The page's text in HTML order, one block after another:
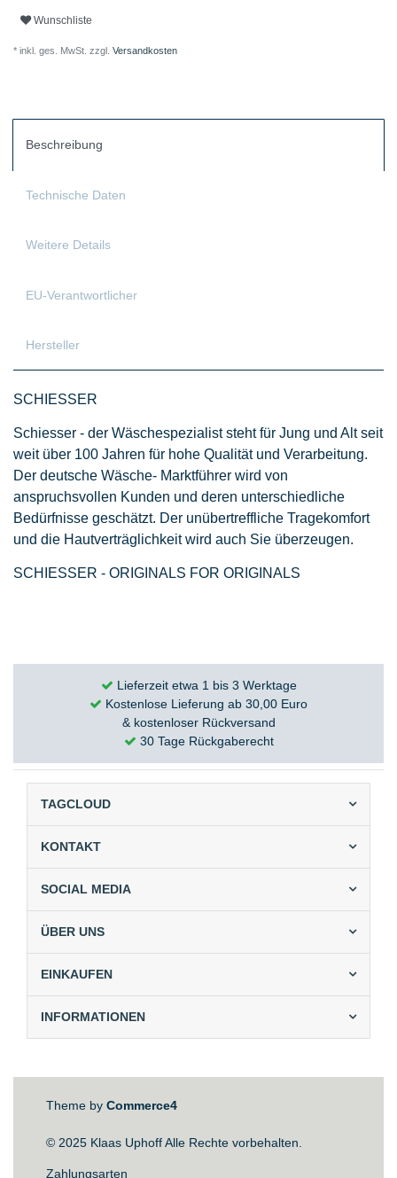
Wunschliste
* inkl. ges. MwSt. zzgl. Versandkosten
Beschreibung
Technische Daten
Weitere Details
EU-Verantwortlicher
Hersteller
SCHIESSER
Schiesser - der Wäschespezialist steht für Jung und Alt seit
weit über 100 Jahren für hohe Qualität und Verarbeitung.
Der deutsche Wäsche- Marktführer wird von
anspruchsvollen Kunden und deren unterschiedliche
Bedürfnisse geschätzt. Der unübertreffliche Tragekomfort
und die Hautverträglichkeit wird auch Sie überzeugen.
SCHIESSER - ORIGINALS FOR ORIGINALS
Lieferzeit etwa 1 bis 3 Werktage
Kostenlose Lieferung ab 30,00 Euro
& kostenloser Rückversand
30 Tage Rückgaberecht
TAGCLOUD
KONTAKT
SOCIAL MEDIA
ÜBER UNS
EINKAUFEN
INFORMATIONEN
Theme by Commerce4
© 2025 Klaas Uphoff Alle Rechte vorbehalten.
Zahlungsarten